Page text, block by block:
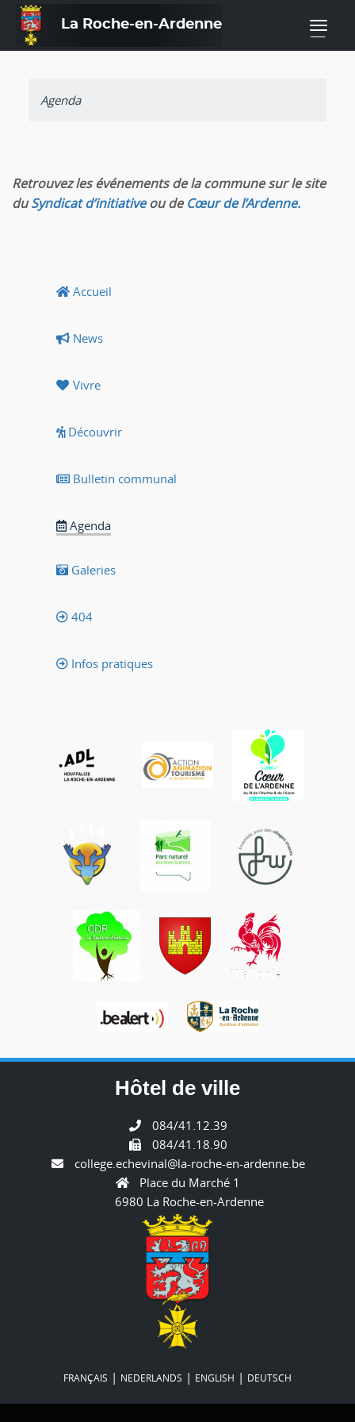
La Roche-en-Ardenne —
Agenda
Retrouvez les événements de la commune sur le site
duSyndicat d’initiativeou deCœur de l’Ardenne.
Accueil
News
Vivre
Découvrir
Bulletin communal
Agenda
Galeries
404
Infos pratiques
Hôtel de ville
084/41.12.39
084/41.18.90
college.echevinal@la-roche-en-ardenne.be
Place du Marché 1
6980 La Roche-en-Ardenne
FRANÇAIS | NEDERLANDS | ENGLISH | DEUTSCH